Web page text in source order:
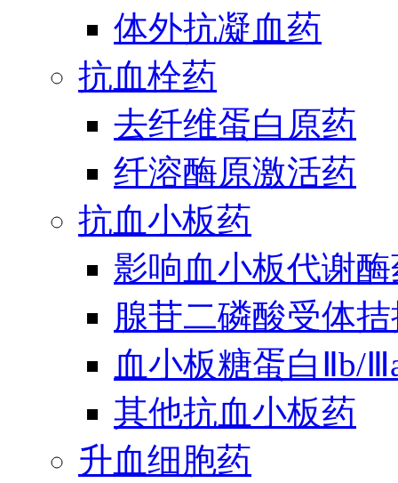
体外抗凝血药
抗血栓药
去纤维蛋白原药
纤溶酶原激活药
抗血小板药
影响血小板代谢
腺苷二磷酸受体
血小板糖蛋白Ⅱb/
其他抗血小板药
升血细胞药